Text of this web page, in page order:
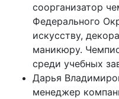
соорганизатор
Федерального
искусству,
маникюру.
среди учебных
Дарья
менеджер